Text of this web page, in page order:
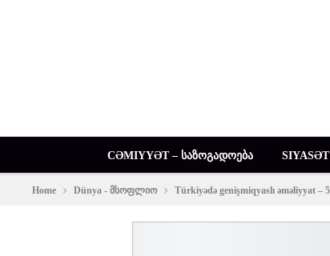
CƏMIYYƏT – ᲡᲐᲖᲝᲒᲐᲓᲝᲔᲑᲐ
Home Dünya - მსოფლიო Türkiyədə genişmiqyaslı əməliyyat –